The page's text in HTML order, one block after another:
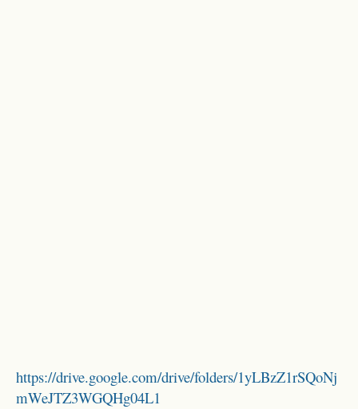
https://drive.google.com/drive/folders/1yLBzZ1rSQoNj
mWeJTZ3WGQHg04L1